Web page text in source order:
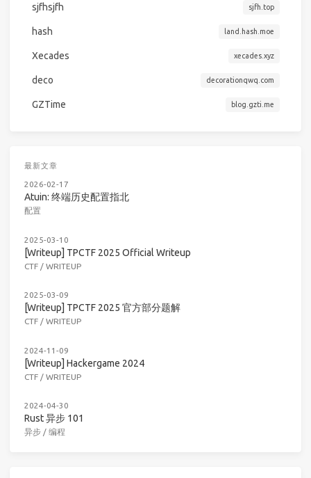
sjfhsjfh sjfh.top
hash land.hash.moe
Xecades xecades.xyz
deco decorationqwq.com
GZTime blog.gzti.me
最新文章
2026-02-17
Atuin: 终端历史配置指北
配置
2025-03-10
[Writeup] TPCTF 2025 Official Writeup
CTF / WRITEUP
2025-03-09
[Writeup] TPCTF 2025 官方部分题解
CTF / WRITEUP
2024-11-09
[Writeup] Hackergame 2024
CTF / WRITEUP
2024-04-30
Rust 异步 101
异步 / 编程